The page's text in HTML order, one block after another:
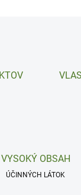
VYSOKÝ OBSAH
ÚČINNÝCH LÁTOK